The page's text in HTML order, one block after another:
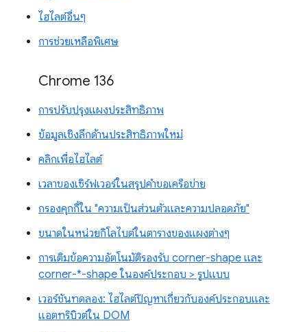
ไฮไลต์อื่นๆ
การช่วยเหลือพิเศษ
Chrome 136
การปรับปรุงแผงประสิทธิภาพ
ข้อมูลเชิงลึกด้านประสิทธิภาพใหม่
คลิกเพื่อไฮไลต์
เวลาของเซิร์ฟเวอร์ในสรุปคำขอเครือข่าย
กรองคุกกี้ใน "ความเป็นส่วนตัวและความปลอดภัย"
ขนาดในหน่วยกิโลไบต์ในตารางของแผงต่างๆ
การเติมข้อความอัตโนมัติรองรับ corner-shape และ
corner-*-shape ในองค์ประกอบ > รูปแบบ
เวอร์ชันทดลอง: ไฮไลต์ปัญหาเกี่ยวกับองค์ประกอบและ
แอตทริบิวต์ใน DOM